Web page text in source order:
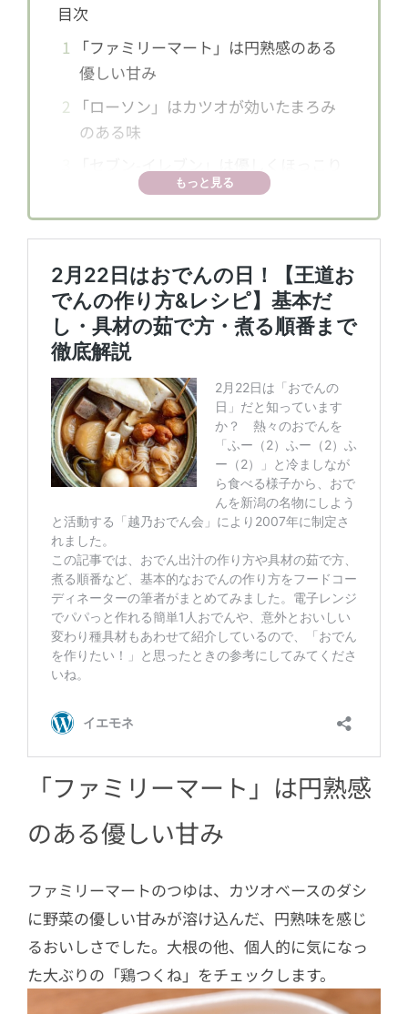
目次
1 「ファミリーマート」は円熟感のある
優しい甘み
2 「ローソン」はカツオが効いたまろみ
のある味
で好バランス もっと見る
「ファミリーマート」は円熟感
のある優しい甘み
ファミリーマートのつゆは、カツオベースのダシ
に野菜の優しい甘みが溶け込んだ、円熟味を感じ
るおいしさでした。大根の他、個人的に気になっ
た大ぶりの「鶏つくね」をチェックします。